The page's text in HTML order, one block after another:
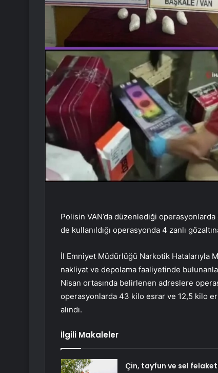
Polisin VAN’da düzenlediği
de kullanıldığı operasyonda 4 zanlı
İl Emniyet Müdürlüğü Narkotik
nakliyat ve depolama faaliyetinde
Nisan ortasında belirlenen adreslere
operasyonlarda 43 kilo esrar ve 12,5 kilo
alındı.
İlgili Makaleler
Çin, tayfun ve sel